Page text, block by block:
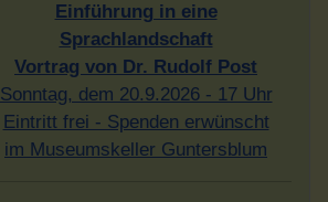
Einführung in eine
Sprachlandschaft
Vortrag von Dr. Rudolf Post
Sonntag, dem 20.9.2026 - 17 Uhr
Eintritt frei - Spenden erwünscht
im Museumskeller Guntersblum